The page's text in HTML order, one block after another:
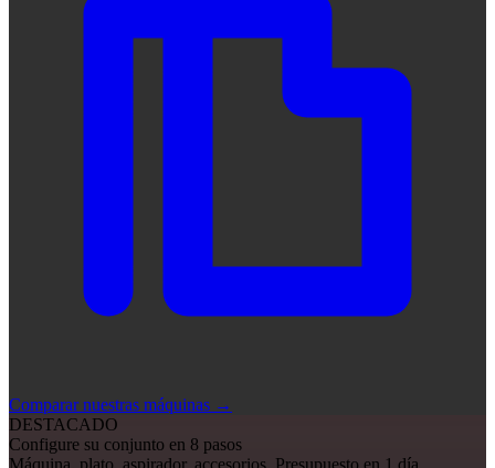
Comparar nuestras máquinas →
DESTACADO
Configure su conjunto en 8 pasos
Máquina, plato, aspirador, accesorios. Presupuesto en 1 día